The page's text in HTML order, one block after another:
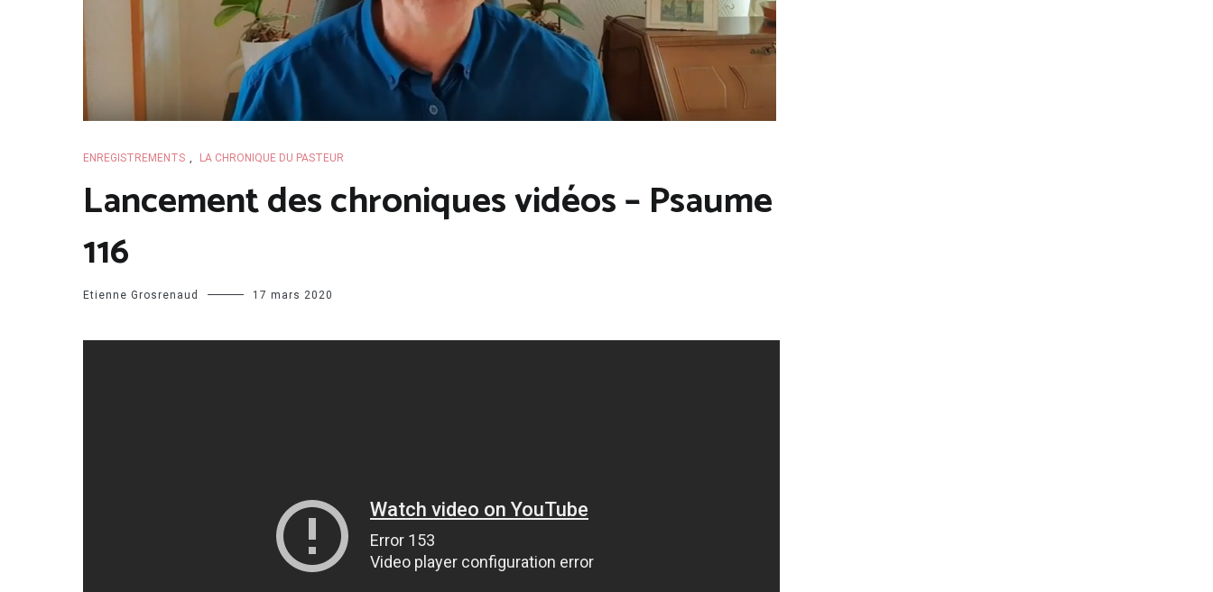
ENREGISTREMENTS , LA CHRONIQUE DU PASTEUR
Lancement des chroniques vidéos – Psaume
116
Etienne Grosrenaud 17 mars 2020